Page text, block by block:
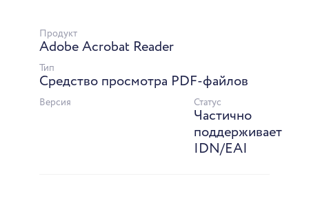
Продукт
Adobe Acrobat Reader
Тип
Средство просмотра PDF-файлов
Версия Статус
Частично
поддерживает
IDN/EAI